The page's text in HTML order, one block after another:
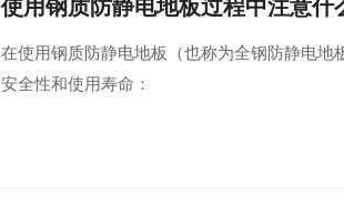
使用钢质防静电地板过程中注意什
在使用钢质防静电地板（也称为全钢防静电地
安全性和使用寿命：